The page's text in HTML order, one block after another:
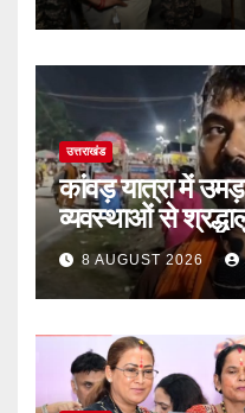
उत्तराखंड
कांवड़ यात्रा में
व्यवस्थाओं से
8 AUGUST 2026